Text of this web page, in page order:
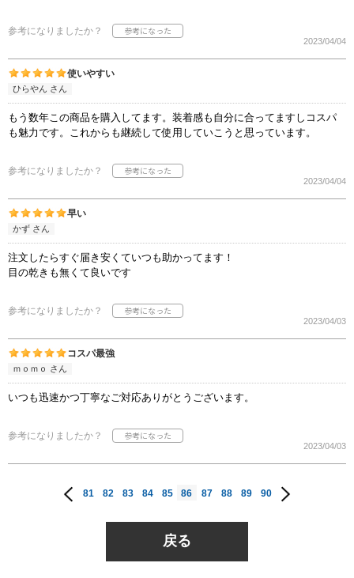
参考になりましたか？
2023/04/04
使いやすい
ひらやん さん
もう数年この商品を購入してます。装着感も自分に合ってますしコスパ
も魅力です。これからも継続して使用していこうと思っています。
参考になりましたか？
2023/04/04
早い
かず さん
注文したらすぐ届き安くていつも助かってます！
目の乾きも無くて良いです
参考になりましたか？
2023/04/03
コスパ最強
ｍｏｍｏ さん
いつも迅速かつ丁寧なご対応ありがとうございます。
参考になりましたか？
2023/04/03
81 82 83 84 85 86 87 88 89 90
戻る